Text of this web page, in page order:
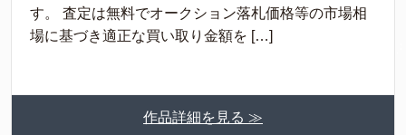
す。 査定は無料でオークション落札価格等の市場相
場に基づき適正な買い取り金額を […]
作品詳細を見る ≫